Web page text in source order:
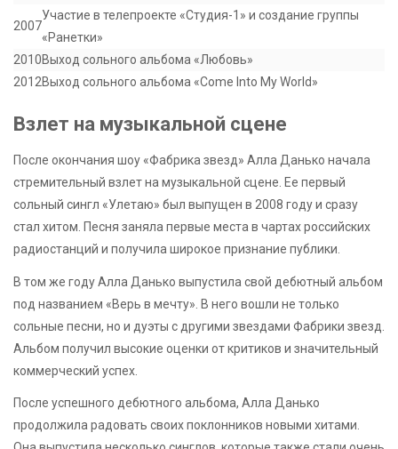
2007
Участие в телепроекте «Студия-1» и создание группы
«Ранетки»
2010Выход сольного альбома «Любовь»
2012Выход сольного альбома «Come Into My World»
Взлет на музыкальной сцене
После окончания шоу «Фабрика звезд» Алла Данько начала
стремительный взлет на музыкальной сцене. Ее первый
сольный сингл «Улетаю» был выпущен в 2008 году и сразу
стал хитом. Песня заняла первые места в чартах российских
радиостанций и получила широкое признание публики.
В том же году Алла Данько выпустила свой дебютный альбом
под названием «Верь в мечту». В него вошли не только
сольные песни, но и дуэты с другими звездами Фабрики звезд.
Альбом получил высокие оценки от критиков и значительный
коммерческий успех.
После успешного дебютного альбома, Алла Данько
продолжила радовать своих поклонников новыми хитами.